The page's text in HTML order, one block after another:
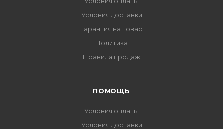
Условия доставки
Гарантия на товар
Политика
Правила продаж
ПОМОЩЬ
Условия оплаты
Условия доставки